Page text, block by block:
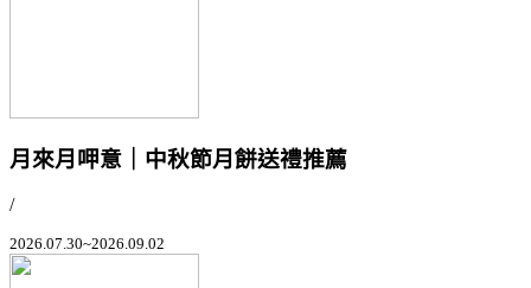
月來月呷意｜中秋節月餅送禮推薦
/
2026.07.30~2026.09.02